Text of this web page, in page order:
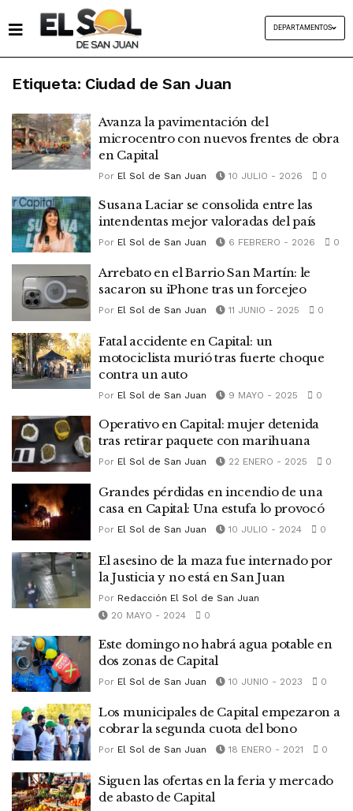
DEPARTAMENTOS
Etiqueta: Ciudad de San Juan
Avanza la pavimentación del
microcentro con nuevos frentes de obra
en Capital
Por El Sol de San Juan 10 JULIO - 2026 0
Susana Laciar se consolida entre las
intendentas mejor valoradas del país
Por El Sol de San Juan 6 FEBRERO - 2026 0
Arrebato en el Barrio San Martín: le
sacaron su iPhone tras un forcejeo
Por El Sol de San Juan 11 JUNIO - 2025 0
Fatal accidente en Capital: un
motociclista murió tras fuerte choque
contra un auto
Por El Sol de San Juan 9 MAYO - 2025 0
Operativo en Capital: mujer detenida
tras retirar paquete con marihuana
Por El Sol de San Juan 22 ENERO - 2025 0
Grandes pérdidas en incendio de una
casa en Capital: Una estufa lo provocó
Por El Sol de San Juan 10 JULIO - 2024 0
El asesino de la maza fue internado por
la Justicia y no está en San Juan
Por Redacción El Sol de San Juan
20 MAYO - 2024
0
Este domingo no habrá agua potable en
dos zonas de Capital
Por El Sol de San Juan 10 JUNIO - 2023 0
Los municipales de Capital empezaron a
cobrar la segunda cuota del bono
Por El Sol de San Juan 18 ENERO - 2021 0
Siguen las ofertas en la feria y mercado
de abasto de Capital